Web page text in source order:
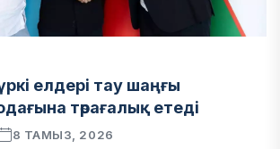
елдері тау шаңғы
төрағалық етеді
8 ТАМЫЗ, 2026